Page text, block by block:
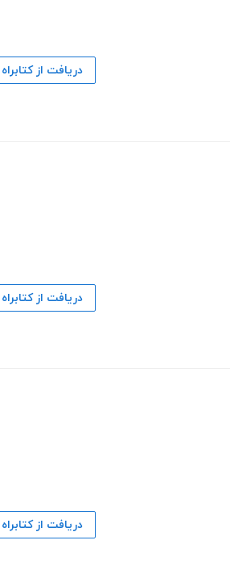
دریافت از کتابراه
دریافت از کتابراه
دریافت از کتابراه